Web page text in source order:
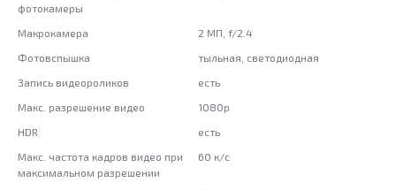
фотокамеры
Макрокамера
2 МП, f/2.4
Фотовспышка
тыльная, светодиодная
Запись видеороликов
есть
Макс. разрешение видео
1080p
HDR
есть
Макс. частота кадров видео при
максимальном разрешении
60 к/c